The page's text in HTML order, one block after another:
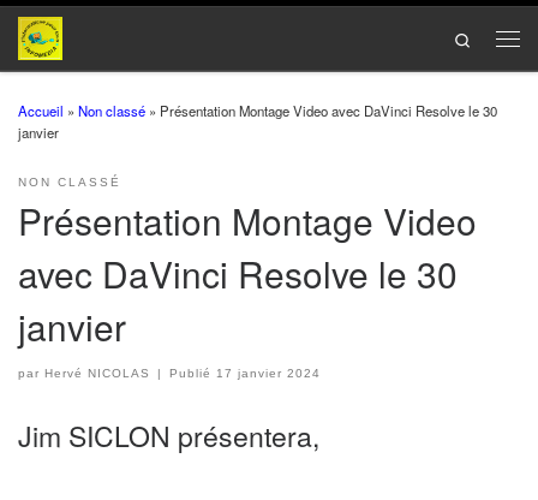
Passer au contenu
Search
Accueil » Non classé » Présentation Montage Video avec DaVinci Resolve le 30
janvier
NON CLASSÉ
Présentation Montage Video
avec DaVinci Resolve le 30
janvier
par Hervé NICOLAS Publié17 janvier 2024
Jim SICLON présentera,